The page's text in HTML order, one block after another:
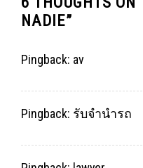
NADIE”
Pingback: av
Pingback: รับจำนำรถ